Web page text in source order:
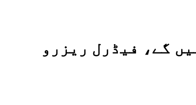
گے، فیڈرل ریزرو